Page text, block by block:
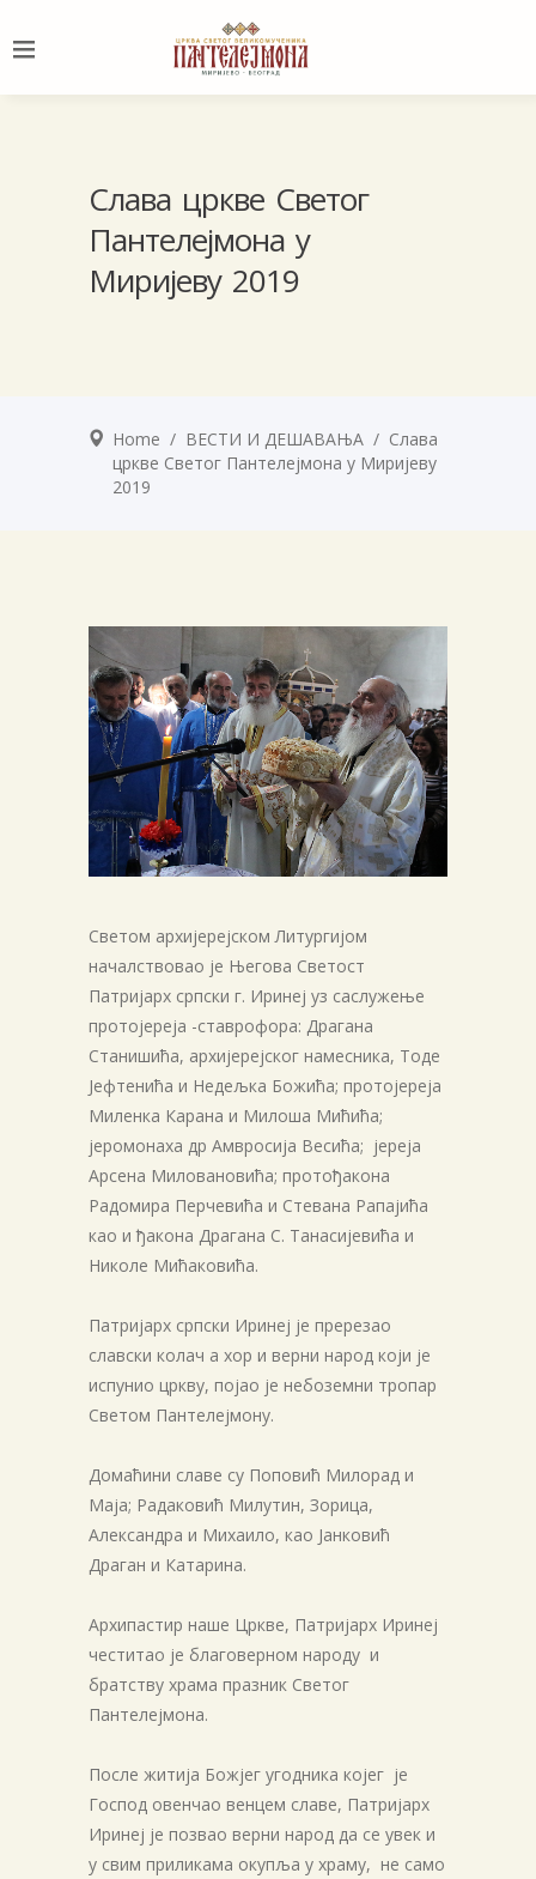
Слава цркве Светог
Пантелејмона у
Миријеву 2019
Home / ВЕСТИ И ДЕШАВАЊА / Слава
цркве Светог Пантелејмона у Миријеву
2019
Светом архијерејском Литургијом
началствовао је Његова Светост
Патријарх српски г. Иринеј уз саслужење
протојереја -ставрофора: Драгана
Станишића, архијерејског намесника, Тоде
Јефтенића и Недељка Божића; протојереја
Миленка Карана и Милоша Мићића;
јеромонаха др Амвросија Весића; јереја
Арсена Миловановића; протођакона
Радомира Перчевића и Стевана Рапајића
као и ђакона Драгана С. Танасијевића и
Николе Мићаковића.
Патријарх српски Иринеј је пререзао
славски колач а хор и верни народ који је
испунио цркву, појао је небоземни тропар
Светом Пантелејмону.
Домаћини славе су Поповић Милорад и
Маја; Радаковић Милутин, Зорица,
Александра и Михаило, као Јанковић
Драган и Катарина.
Архипастир наше Цркве, Патријарх Иринеј
честитао је благоверном народу и
братству храма празник Светог
Пантелејмона.
После житија Божјег угодника којег је
Господ овенчао венцем славе, Патријарх
Иринеј је позвао верни народ да се увек и
у свим приликама окупља у храму, не само